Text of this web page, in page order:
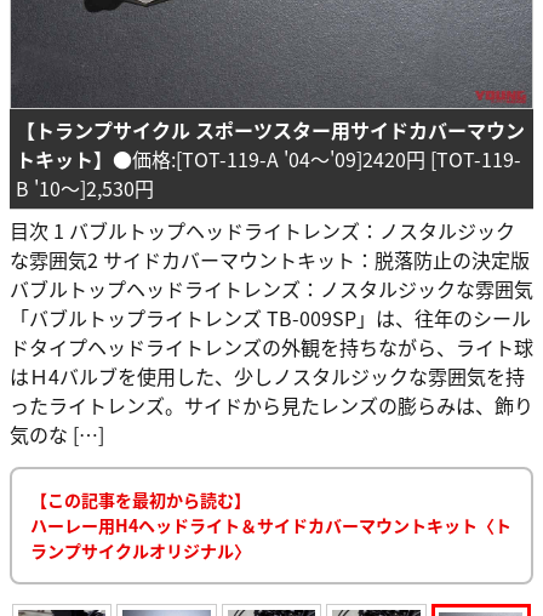
【トランプサイクル スポーツスター用サイドカバーマウン
トキット】 ●価格:[TOT-119-A '04〜'09]2420円 [TOT-119-
B '10〜]2,530円
目次 1 バブルトップヘッドライトレンズ：ノスタルジック
な雰囲気2 サイドカバーマウントキット：脱落防止の決定版
バブルトップヘッドライトレンズ：ノスタルジックな雰囲気
「バブルトップライトレンズ TB-009SP」は、往年のシール
ドタイプヘッドライトレンズの外観を持ちながら、ライト球
はＨ4バルブを使用した、少しノスタルジックな雰囲気を持
ったライトレンズ。サイドから見たレンズの膨らみは、飾り
気のな […]
【この記事を最初から読む】
ハーレー用H4ヘッドライト＆サイドカバーマウントキット〈ト
ランプサイクルオリジナル〉